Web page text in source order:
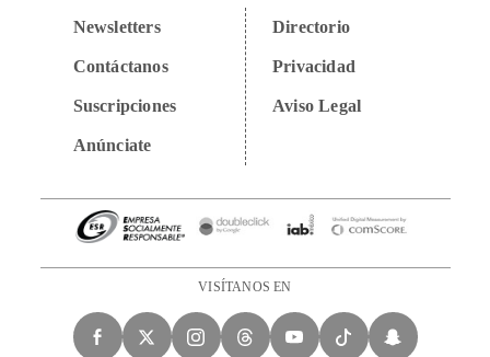
Newsletters
Contáctanos
Suscripciones
Anúnciate
Directorio
Privacidad
Aviso Legal
VISÍTANOS EN